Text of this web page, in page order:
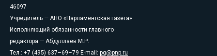
46097
Учредитель — АНО «Парламентская газета»
Исполняющий обязанности главного
редактора — Абдуллаев М.Р.
Тел.: +7 (495) 637–69–79 E-mail: pg@pnp.ru